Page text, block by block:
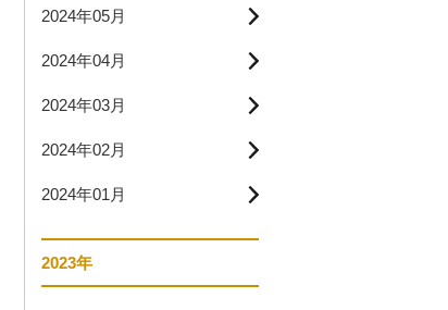
2024年05月
2024年04月
2024年03月
2024年02月
2024年01月
2023年